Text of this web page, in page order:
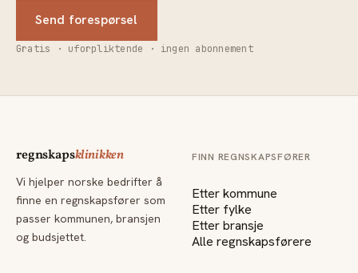
Send forespørsel
Gratis · uforpliktende · ingen abonnement
regnskapsklinikken
Vi hjelper norske bedrifter å
finne en regnskapsfører som
passer kommunen, bransjen
og budsjettet.
FINN REGNSKAPSFØRER
Etter kommune
Etter fylke
Etter bransje
Alle regnskapsførere